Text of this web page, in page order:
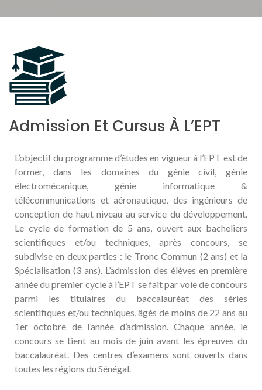
Admission Et Cursus À L’EPT
L’objectif du programme d’études en vigueur à l’EPT est de
former, dans les domaines du génie civil, génie
électromécanique, génie informatique &
télécommunications et aéronautique, des ingénieurs de
conception de haut niveau au service du développement.
Le cycle de formation de 5 ans, ouvert aux bacheliers
scientifiques et/ou techniques, après concours, se
subdivise en deux parties : le Tronc Commun (2 ans) et la
Spécialisation (3 ans). L’admission des élèves en première
année du premier cycle à l’EPT se fait par voie de concours
parmi les titulaires du baccalauréat des séries
scientifiques et/ou techniques, âgés de moins de 22 ans au
1er octobre de l’année d’admission. Chaque année, le
concours se tient au mois de juin avant les épreuves du
baccalauréat. Des centres d’examens sont ouverts dans
toutes les régions du Sénégal.